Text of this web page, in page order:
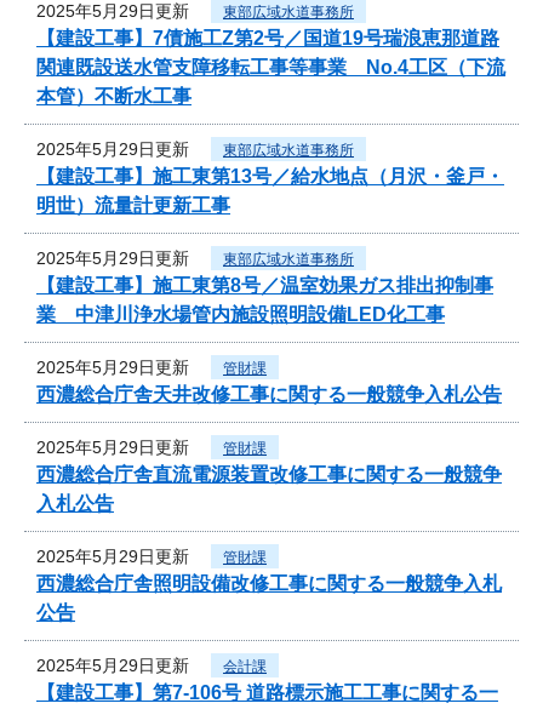
2025年5月29日更新 東部広域水道事務所
【建設工事】7債施工Z第2号／国道19号瑞浪恵那道路
関連既設送水管支障移転工事等事業 No.4工区（下流
本管）不断水工事
2025年5月29日更新 東部広域水道事務所
【建設工事】施工東第13号／給水地点（月沢・釜戸・
明世）流量計更新工事
2025年5月29日更新 東部広域水道事務所
【建設工事】施工東第8号／温室効果ガス排出抑制事
業 中津川浄水場管内施設照明設備LED化工事
2025年5月29日更新 管財課
西濃総合庁舎天井改修工事に関する一般競争入札公告
2025年5月29日更新 管財課
西濃総合庁舎直流電源装置改修工事に関する一般競争
入札公告
2025年5月29日更新 管財課
西濃総合庁舎照明設備改修工事に関する一般競争入札
公告
2025年5月29日更新 会計課
【建設工事】第7-106号 道路標示施工工事に関する一